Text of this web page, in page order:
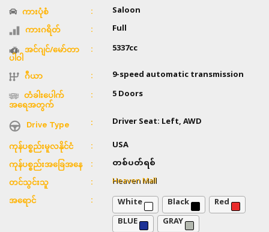
ကားပုံစံ Saloon
ကားဂရိတ် Full
အင်ဂျင်/မော်တာ
ပါဝါ
5337cc
ဂီယာ 9-speed automatic transmission
တံခါးပေါက်
အရေအတွက်
5 Doors
Drive Type Driver Seat: Left, AWD
ကုန်ပစ္စည်းမူလနိုင်ငံ USA
ကုန်ပစ္စည်းအခြေအနေ တစ်ပတ်ရစ်
တင်သွင်းသူ Heaven Mall
အရောင် White Black
Red
BLUE
GRAY